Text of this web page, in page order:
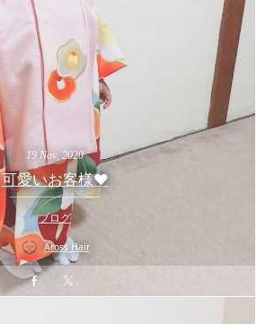
19 Nov,2020
可愛いお客様❤️
ブログ
Aross Hair